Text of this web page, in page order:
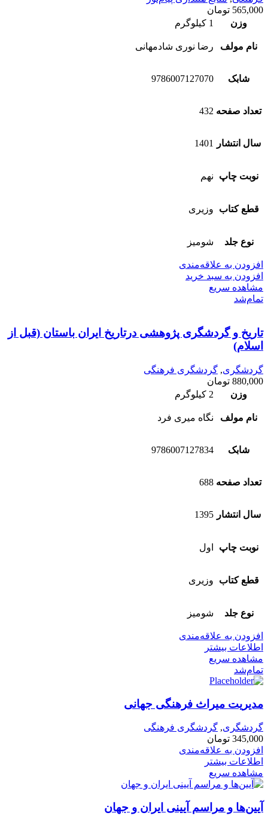
565,000 تومان
وزن
1 کیلوگرم
نام مولف رضا نوری شادمهانی
شابک 9786007127070
تعداد صفحه 432
سال انتشار 1401
نوبت چاپ نهم
قطع کتاب وزیری
نوع جلد شومیز
افزودن به علاقه‌مندی
افزودن به سبد خرید
مشاهده سریع
تمام‌شد
تاریخ و گردشگری پژوهشی درتاریخ ایران باستان (قبل از
اسلام)
گردشگری, گردشگری فرهنگی
880,000 تومان
وزن
2 کیلوگرم
نام مولف نگاه میری فرد
شابک 9786007127834
تعداد صفحه 688
سال انتشار 1395
نوبت چاپ اول
قطع کتاب وزیری
نوع جلد شومیز
افزودن به علاقه‌مندی
اطلاعات بیشتر
مشاهده سریع
تمام‌شد
مدیریت میراث فرهنگی جهانی
گردشگری, گردشگری فرهنگی
345,000 تومان
افزودن به علاقه‌مندی
اطلاعات بیشتر
مشاهده سریع
آیین‌ها و مراسم آیینی ایران و جهان